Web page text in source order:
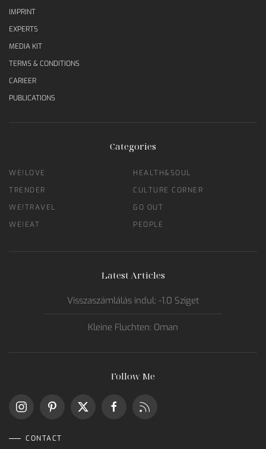
IMPRINT
EXPERTS
MEDIA KIT
TERMS & CONDITIONS
CARIEER
PUBLICATIONS
Categories
WE!LOVE
TRENDER
WE!TRAVEL
WE!EAT
HEALTH&SOUL
CULTURE CORNER
GO OUT
PEOPLE
Latest Articles
Visszaszámlálás indul: -1.0 Sziget
Kleine Fluchten: Oman
Follow Me
CONTACT